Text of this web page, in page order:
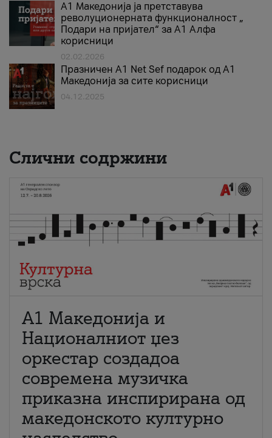
А1 Македонија ја претставува
револуционерната функционалност „
Подари на пријател“ за А1 Алфа
корисници
02.02.2026
Празничен A1 Net Sеf подарок од А1
Македонија за сите корисници
04.12.2025
Слични содржини
А1 Македонија и
Националниот џез
оркестар создадоа
современа музичка
приказна инспирирана од
македонското културно